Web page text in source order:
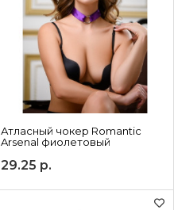
Атласный чокер Romantic
Arsenal фиолетовый
29.25 р.